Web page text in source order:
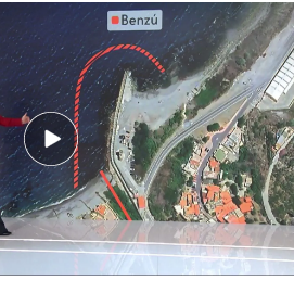
¿Cómo es el paso a nado desde el